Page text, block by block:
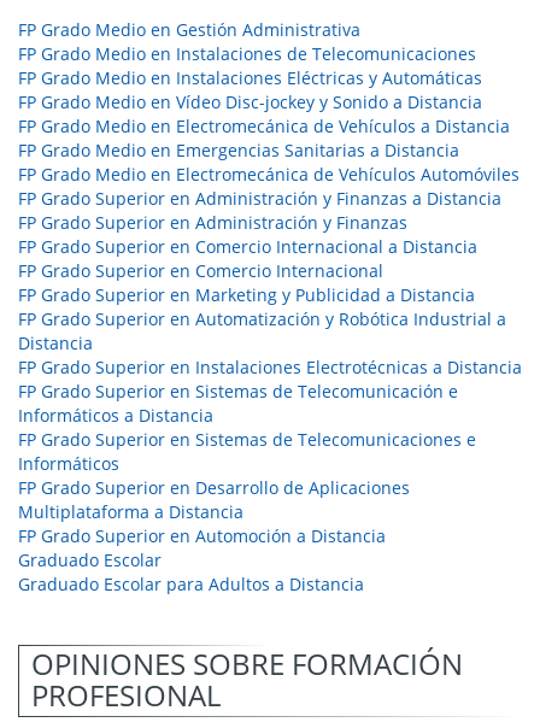
FP Grado Medio en Gestión Administrativa
FP Grado Medio en Instalaciones de Telecomunicaciones
FP Grado Medio en Instalaciones Eléctricas y Automáticas
FP Grado Medio en Vídeo Disc-jockey y Sonido a Distancia
FP Grado Medio en Electromecánica de Vehículos a Distancia
FP Grado Medio en Emergencias Sanitarias a Distancia
FP Grado Medio en Electromecánica de Vehículos Automóviles
FP Grado Superior en Administración y Finanzas a Distancia
FP Grado Superior en Administración y Finanzas
FP Grado Superior en Comercio Internacional a Distancia
FP Grado Superior en Comercio Internacional
FP Grado Superior en Marketing y Publicidad a Distancia
FP Grado Superior en Automatización y Robótica Industrial a
Distancia
FP Grado Superior en Instalaciones Electrotécnicas a Distancia
FP Grado Superior en Sistemas de Telecomunicación e
Informáticos a Distancia
FP Grado Superior en Sistemas de Telecomunicaciones e
Informáticos
FP Grado Superior en Desarrollo de Aplicaciones
Multiplataforma a Distancia
FP Grado Superior en Automoción a Distancia
Graduado Escolar
Graduado Escolar para Adultos a Distancia
OPINIONES SOBRE FORMACIÓN
PROFESIONAL